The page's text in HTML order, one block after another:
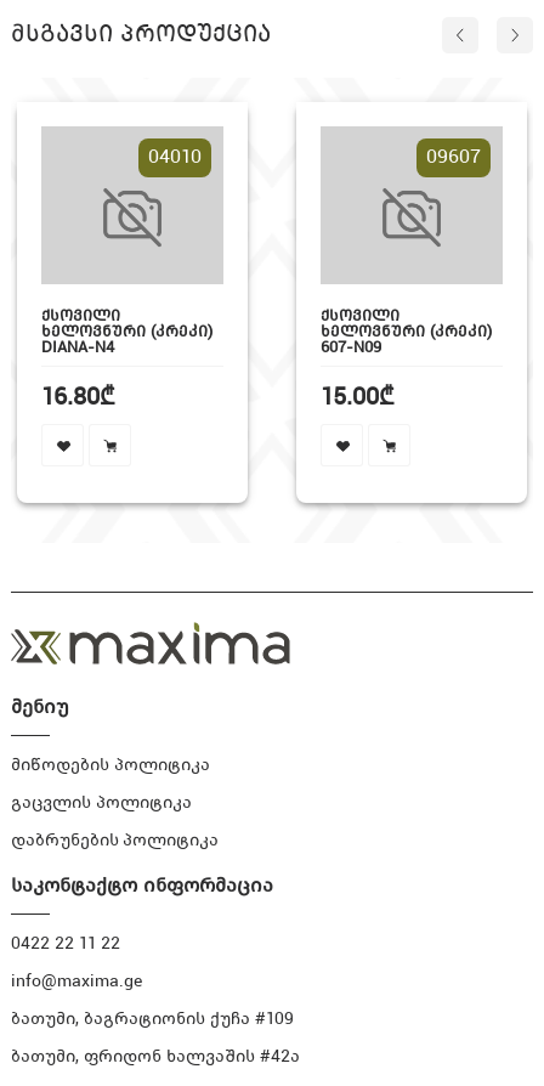
მსგავსი პროდუქცია
04010
ᲥᲡᲝᲕᲘᲚᲘ
ᲮᲔᲚᲝᲕᲜᲣᲠᲘ (ᲙᲠᲔᲙᲘ)
DIANA-N4
16.80₾
09607
ᲥᲡᲝᲕᲘᲚᲘ
ᲮᲔᲚᲝᲕᲜᲣᲠᲘ (ᲙᲠᲔᲙᲘ)
607-N09
15.00₾
მენიუ
მიწოდების პოლიტიკა
გაცვლის პოლიტიკა
დაბრუნების პოლიტიკა
საკონტაქტო ინფორმაცია
0422 22 11 22
info@maxima.ge
ბათუმი, ბაგრატიონის ქუჩა #109
ბათუმი, ფრიდონ ხალვაშის #42ა